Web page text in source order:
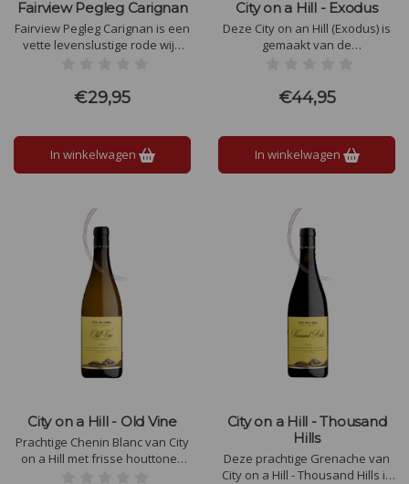
Fairview Pegleg Carignan
Fairview Pegleg Carignan is een
vette levenslustige rode wijn
verse kruiden en wilde bessen.
Wat een topper..!
€29,95
In winkelwagen
City on a Hill - Exodus
Deze City on an Hill (Exodus) is
gemaakt van de
Tinta Barocca. Mooi
mondvullende wijn met
€44,95
In winkelwagen
City on a Hill - Old Vine
Prachtige Chenin Blanc van City
on a Hill met frisse houttonen
City on a Hill - Thousand
Hills
Deze prachtige Grenache van
City on a Hill - Thousand Hills is